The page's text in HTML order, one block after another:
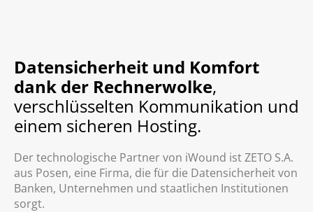
Datensicherheit und Komfort
dank der Rechnerwolke,
verschlüsselten Kommunikation und
einem sicheren Hosting.
Der technologische Partner von iWound ist ZETO S.A.
aus Posen, eine Firma, die für die Datensicherheit von
Banken, Unternehmen und staatlichen Institutionen
sorgt.